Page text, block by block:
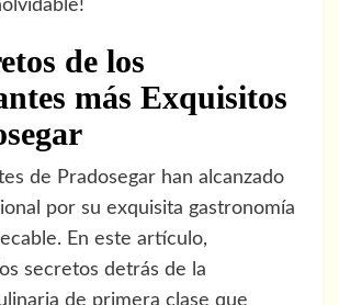
de los
más Exquisitos
de Pradosegar han alcanzado
por su exquisita gastronomía
En este artículo,
secretos detrás de la
de primera clase que